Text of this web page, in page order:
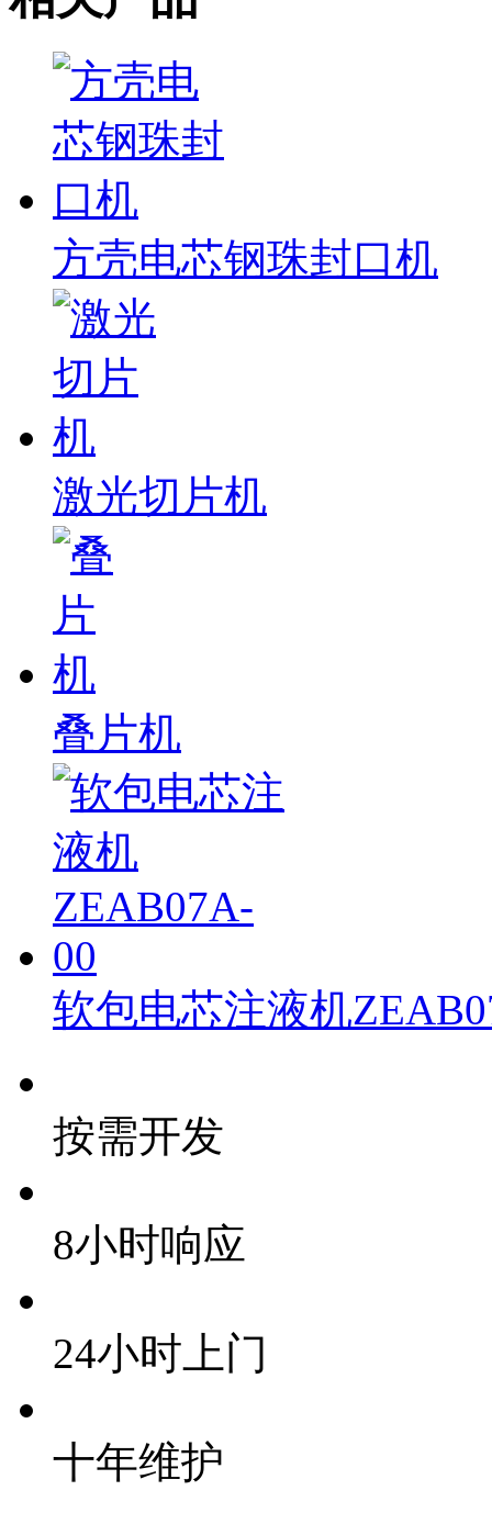
方壳电芯钢珠封口机
激光切片机
叠片机
软包电芯注液机
按需开发
8小时响应
24小时上门
十年维护